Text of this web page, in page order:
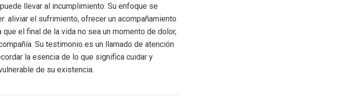
llevar al incumplimiento. Su enfoque se
aliviar el sufrimiento, ofrecer un acompañamiento
el final de la vida no sea un momento de dolor,
Su testimonio es un llamado de atención
la esencia de lo que significa cuidar y
de su existencia.